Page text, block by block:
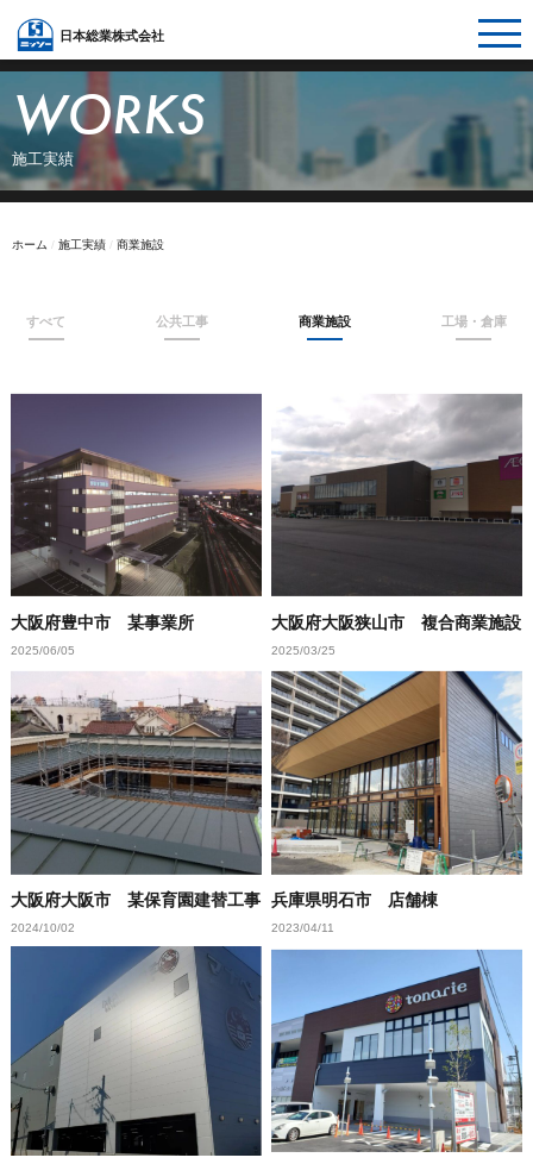
日本総業株式会社
WORKS
施工実績
ホーム / 施工実績 / 商業施設
すべて 公共工事 商業施設 工場・倉庫
大阪府豊中市 某事業所
2025/06/05
大阪府大阪狭山市 複合商業施設
2025/03/25
大阪府大阪市 某保育園建替工事
2024/10/02
兵庫県明石市 店舗棟
2023/04/11